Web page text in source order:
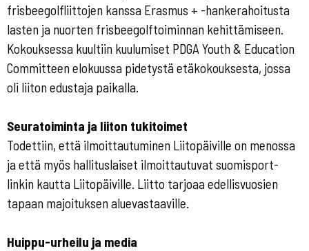
frisbeegolfliittojen kanssa Erasmus + -hankerahoitusta
lasten ja nuorten frisbeegolftoiminnan kehittämiseen.
Kokouksessa kuultiin kuulumiset PDGA Youth & Education
Committeen elokuussa pidetystä etäkokouksesta, jossa
oli liiton edustaja paikalla.
Seuratoiminta ja liiton tukitoimet
Todettiin, että ilmoittautuminen Liitopäiville on menossa
ja että myös hallituslaiset ilmoittautuvat suomisport-
linkin kautta Liitopäiville. Liitto tarjoaa edellisvuosien
tapaan majoituksen aluevastaaville.
Huippu-urheilu ja media